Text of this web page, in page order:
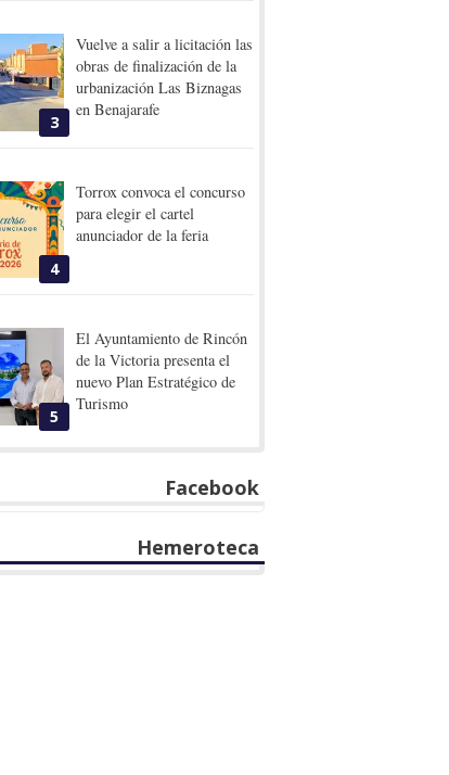
3
Vuelve a salir a licitación las
obras de finalización de la
urbanización Las Biznagas
en Benajarafe
4
Torrox convoca el concurso
para elegir el cartel
anunciador de la feria
5
El Ayuntamiento de Rincón
de la Victoria presenta el
nuevo Plan Estratégico de
Turismo
Facebook
Hemeroteca